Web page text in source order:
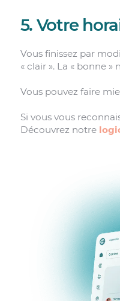
5. Votre
Vous finissez par
« clair ». La « bonne
Vous pouvez faire
Si vous vous
Découvrez notre